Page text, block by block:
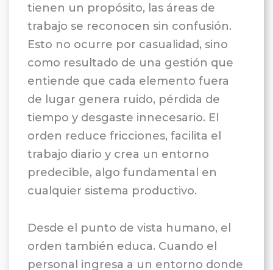
tienen un propósito, las áreas de
trabajo se reconocen sin confusión.
Esto no ocurre por casualidad, sino
como resultado de una gestión que
entiende que cada elemento fuera
de lugar genera ruido, pérdida de
tiempo y desgaste innecesario. El
orden reduce fricciones, facilita el
trabajo diario y crea un entorno
predecible, algo fundamental en
cualquier sistema productivo.
Desde el punto de vista humano, el
orden también educa. Cuando el
personal ingresa a un entorno donde